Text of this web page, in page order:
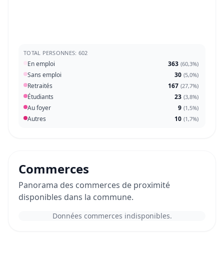
TOTAL PERSONNES: 602
En emploi 363 (60,3%)
Sans emploi 30 (5,0%)
Retraités 167 (27,7%)
Étudiants 23 (3,8%)
Au foyer 9 (1,5%)
Autres 10 (1,7%)
Commerces
Panorama des commerces de proximité
disponibles dans la commune.
Données commerces indisponibles.